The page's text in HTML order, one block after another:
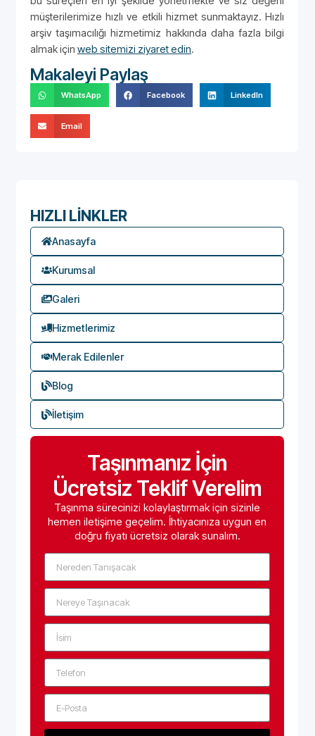
müşterilerimize hızlı ve etkili hizmet sunmaktayız. Hızlı
arşiv taşımacılığı hizmetimiz hakkında daha fazla bilgi
almak için web sitemizi ziyaret edin.
Makaleyi Paylaş
WhatsApp Facebook LinkedIn
Email
HIZLI LİNKLER
Anasayfa
Kurumsal
Galeri
Hizmetlerimiz
Merak Edilenler
Blog
İletişim
Taşınmanız İçin
Ücretsiz Teklif Verelim
Taşınma sürecinizi kolaylaştırmak için sizinle
hemen iletişime geçelim. İhtiyacınıza uygun en
doğru fiyatı ücretsiz olarak sunalım.